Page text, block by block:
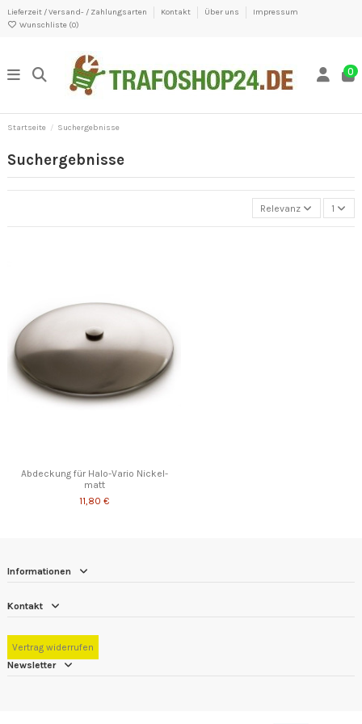
Lieferzeit / Versand- / Zahlungsarten Kontakt Über uns
Impressum
Wunschliste (0)
0
Startseite Suchergebnisse
Suchergebnisse
Relevanz 1
Abdeckung für Halo-Vario Nickel-
matt
11,80 €
Informationen
Kontakt
Vertrag widerrufen
Newsletter